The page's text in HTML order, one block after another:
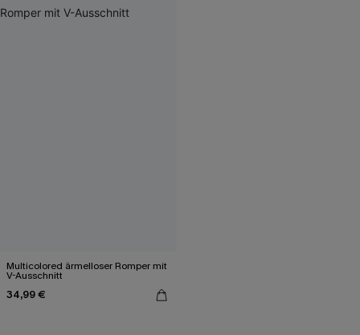
Multicolored ärmelloser Romper mit
V-Ausschnitt
34,99 €